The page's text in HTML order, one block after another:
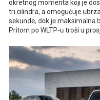
okretnog momenta koji je
tri cilindra, a omogućuje
sekunde, dok je maksimalna
Pritom po WLTP-u troši u